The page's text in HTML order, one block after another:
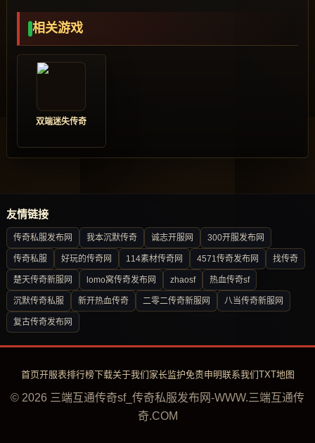
相关游戏
双端迷失传奇
友情链接
传奇私服发布网 我本沉默传奇 诚志开服网 300开服发布网
传奇私服 好玩的传奇网 114素材传奇网 4571传奇发布网 找传奇
楚天传奇新服网 lomo窝传奇发布网 zhaosf 热血传奇sf
沉默传奇私服 新开热血传奇 二零二传奇新服网 八当传奇新服网
复古传奇发布网
首页开服表排行榜下载关于我们 家长监护免责申明联系我们TXT地图
© 2026 三端互通传奇sf_传奇私服发布网-WWW.三端互通传
奇.COM